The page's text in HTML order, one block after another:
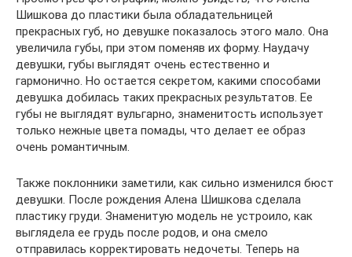
Шишкова до пластики была обладательницей
прекрасных губ, но девушке показалось этого мало. Она
увеличила губы, при этом поменяв их форму. Наудачу
девушки, губы выглядят очень естественно и
гармонично. Но остается секретом, какими способами
девушка добилась таких прекрасных результатов. Ее
губы не выглядят вульгарно, знаменитость использует
только нежные цвета помады, что делает ее образ
очень романтичным.
Также поклонники заметили, как сильно изменился бюст
девушки. После рождения Алена Шишкова сделала
пластику груди. Знаменитую модель не устроило, как
выглядела ее грудь после родов, и она смело
отправилась корректировать недочеты. Теперь на